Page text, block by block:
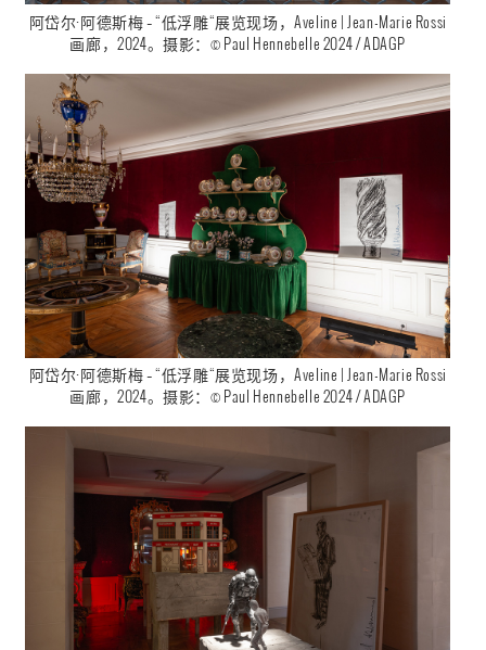
阿岱尔·阿德斯梅 – “低浮雕“展览现场，Aveline | Jean-Marie Rossi
画廊，2024。摄影：© Paul Hennebelle 2024 / ADAGP
阿岱尔·阿德斯梅 – “低浮雕“展览现场，Aveline | Jean-Marie Rossi
画廊，2024。摄影：© Paul Hennebelle 2024 / ADAGP